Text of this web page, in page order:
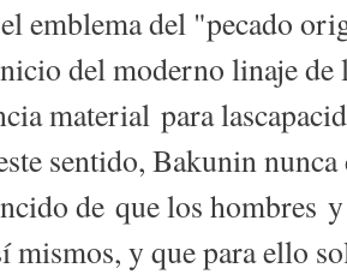
emblema del "pecado
del moderno linaje de
material para
sentido, Bakunin
de que los hombres
mismos, y que para ello